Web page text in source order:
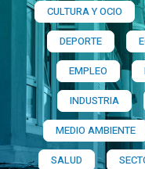
CULTURA Y OCIO
DEPORTE
EMPLEO
INDUSTRIA
MEDIO AMBIENTE
SALUD